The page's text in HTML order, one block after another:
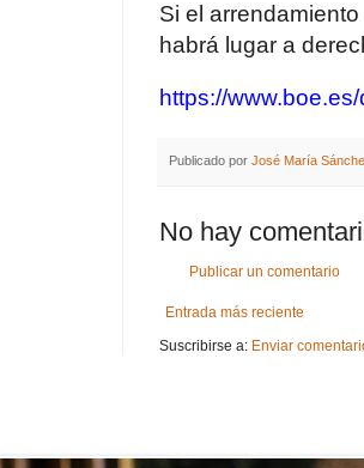
Si el
habrá lugar a
https://
Publicado por José María
No hay
Publicar un comentario
Entrada más reciente
Suscribirse a: Enviar